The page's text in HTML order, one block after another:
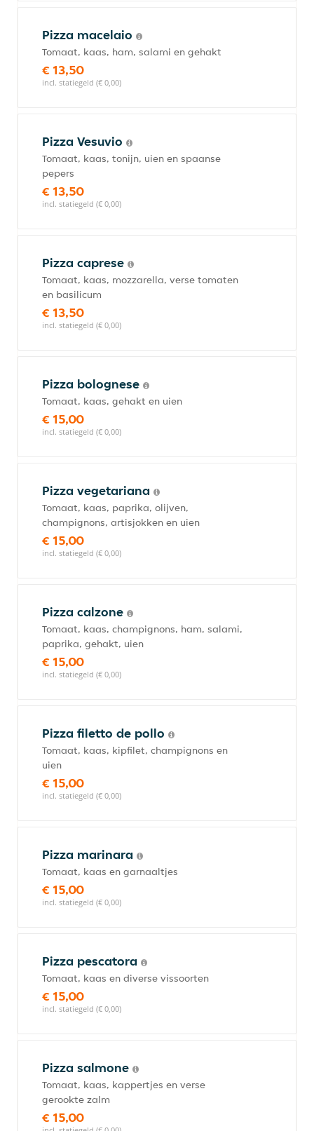
Pizza macelaio
Tomaat, kaas, ham, salami en gehakt
€ 13,50
incl. statiegeld (€ 0,00)
Pizza Vesuvio
Tomaat, kaas, tonijn, uien en spaanse
pepers
€ 13,50
incl. statiegeld (€ 0,00)
Pizza caprese
Tomaat, kaas, mozzarella, verse tomaten
en basilicum
€ 13,50
incl. statiegeld (€ 0,00)
Pizza bolognese
Tomaat, kaas, gehakt en uien
€ 15,00
incl. statiegeld (€ 0,00)
Pizza vegetariana
Tomaat, kaas, paprika, olijven,
champignons, artisjokken en uien
€ 15,00
incl. statiegeld (€ 0,00)
Pizza calzone
Tomaat, kaas, champignons, ham, salami,
paprika, gehakt, uien
€ 15,00
incl. statiegeld (€ 0,00)
Pizza filetto de pollo
Tomaat, kaas, kipfilet, champignons en
uien
€ 15,00
incl. statiegeld (€ 0,00)
Pizza marinara
Tomaat, kaas en garnaaltjes
€ 15,00
incl. statiegeld (€ 0,00)
Pizza pescatora
Tomaat, kaas en diverse vissoorten
€ 15,00
incl. statiegeld (€ 0,00)
Pizza salmone
Tomaat, kaas, kappertjes en verse
gerookte zalm
€ 15,00